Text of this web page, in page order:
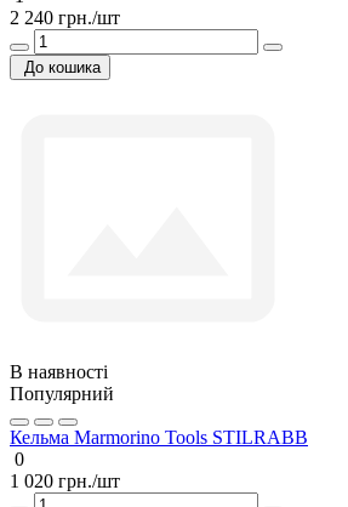
2 240 грн./шт
До кошика
В наявності
Популярний
Кельма Marmorino Tools STILRABB
0
1 020 грн./шт